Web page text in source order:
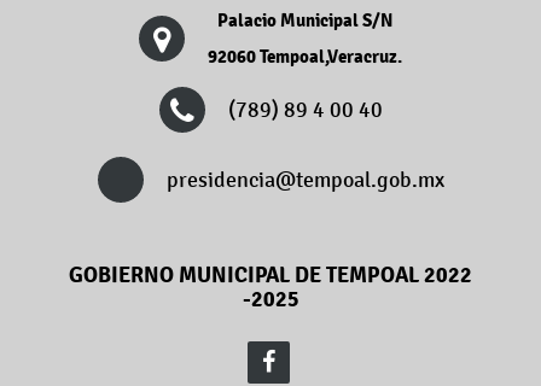
Palacio Municipal S/N
92060 Tempoal,Veracruz.
(789) 89 4 00 40
presidencia@tempoal.gob.mx
GOBIERNO MUNICIPAL DE TEMPOAL 2022
-2025